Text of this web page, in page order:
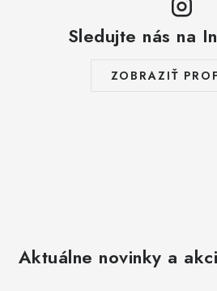
Sledujte nás na
ZOBRAZIŤ
Aktuálne novinky a